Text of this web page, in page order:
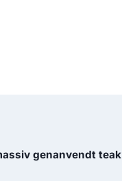
genanvendt teak